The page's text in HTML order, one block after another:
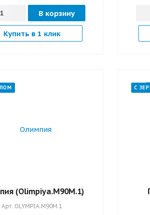
В корзину
Купить в 1 клик
(Оlimpiya.M90M.1)
Арт. OLYMPIA.M90M.1
С